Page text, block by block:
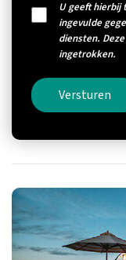
U geeft hierbij
ingevulde
diensten.
ingetrokken.
Versturen